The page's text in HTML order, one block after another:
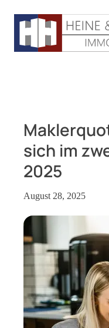
sich im
2025
August 28, 2025